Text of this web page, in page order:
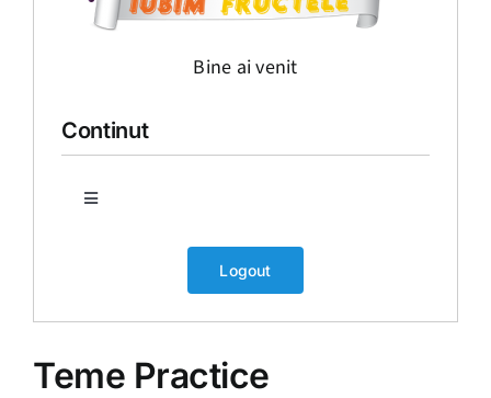
Bine ai venit
Continut
Toggle
Pentru Corpul Fizic
Logout
Teme Practice